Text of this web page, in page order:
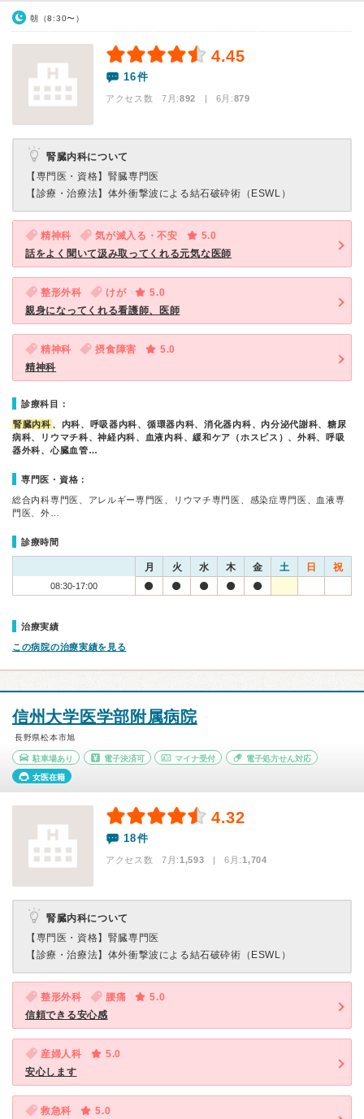
朝（8:30〜）
4.45
16件
アクセス数 7月:892 | 6月:879
腎臓内科について
【専門医・資格】 腎臓専門医
【診療・治療法】 体外衝撃波による結石破砕術（ESWL）
精神科 気が滅入る・不安
5.0
話をよく聞いて汲み取ってくれる元気な医師
整形外科 けが
5.0
親身になってくれる看護師、医師
精神科 摂食障害
5.0
精神科
診療科目：
腎臓内科 、内科、呼吸器内科、循環器内科、消化器内科、内分泌代謝科、糖尿
病科、リウマチ科、神経内科、血液内科、緩和ケア（ホスピス）、外科、呼吸
器外科、心臓血管…
専門医・資格：
総合内科専門医、アレルギー専門医、リウマチ専門医、感染症専門医、血液専
門医、外…
診療時間
月 火 水 木 金 土 日 祝
08:30-17:00
治療実績
この病院の治療実績を見る
信州大学医学部附属病院
長野県松本市旭
駐車場あり 電子決済可 マイナ受付 電子処方せん対応
女医在籍
4.32
18件
アクセス数 7月:1,593 | 6月:1,704
腎臓内科について
【専門医・資格】 腎臓専門医
【診療・治療法】 体外衝撃波による結石破砕術（ESWL）
整形外科 腰痛
5.0
信頼できる安心感
産婦人科
5.0
安心します
救急科 5.0